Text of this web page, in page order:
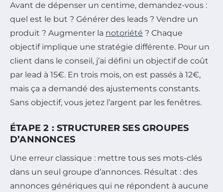
Avant de dépenser un centime, demandez-vous :
quel est le but ? Générer des leads ? Vendre un
produit ? Augmenter la notoriété ? Chaque
objectif implique une stratégie différente. Pour un
client dans le conseil, j’ai défini un objectif de coût
par lead à 15€. En trois mois, on est passés à 12€,
mais ça a demandé des ajustements constants.
Sans objectif, vous jetez l’argent par les fenêtres.
ÉTAPE 2 : STRUCTURER SES GROUPES
D’ANNONCES
Une erreur classique : mettre tous ses mots-clés
dans un seul groupe d’annonces. Résultat : des
annonces génériques qui ne répondent à aucune